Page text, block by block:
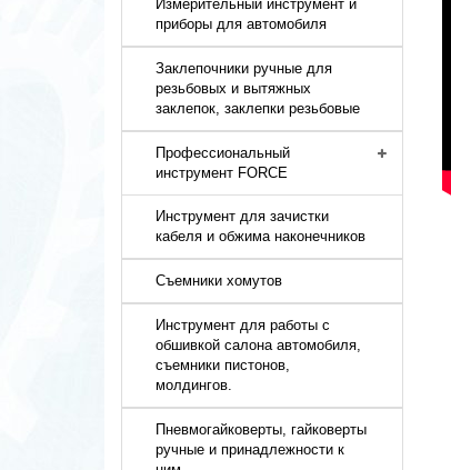
Измерительный инструмент и
приборы для автомобиля
Заклепочники ручные для
резьбовых и вытяжных
заклепок, заклепки резьбовые
Профессиональный
инструмент FORCE
Инструмент для зачистки
кабеля и обжима наконечников
Съемники хомутов
Инструмент для работы с
обшивкой салона автомобиля,
съемники пистонов,
молдингов.
Пневмогайковерты, гайковерты
ручные и принадлежности к